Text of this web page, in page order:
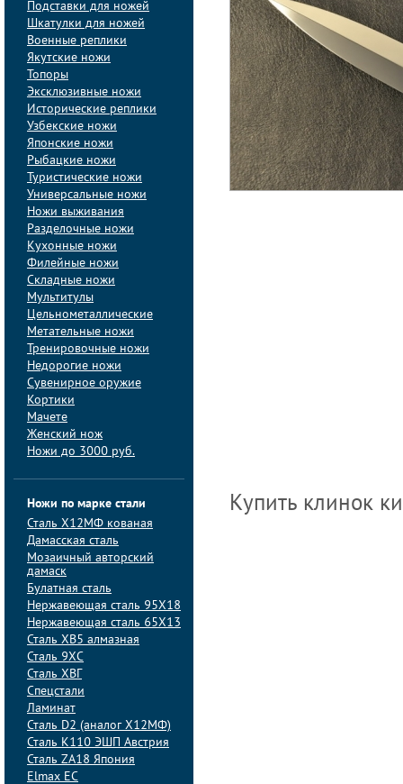
Подставки для ножей
Шкатулки для ножей
Военные реплики
Якутские ножи
Топоры
Эксклюзивные ножи
Исторические реплики
Узбекские ножи
Японские ножи
Рыбацкие ножи
Туристические ножи
Универсальные ножи
Ножи выживания
Разделочные ножи
Кухонные ножи
Филейные ножи
Складные ножи
Мультитулы
Цельнометаллические
Метательные ножи
Тренировочные ножи
Недорогие ножи
Сувенирное оружие
Кортики
Мачете
Женский нож
Ножи до 3000 руб.
Ножи по марке стали
Сталь Х12МФ кованая
Дамасская сталь
Мозаичный авторский
дамаск
Булатная сталь
Нержавеющая сталь 95Х18
Нержавеющая сталь 65Х13
Сталь ХВ5 алмазная
Сталь 9ХС
Сталь ХВГ
Спецстали
Ламинат
Сталь D2 (аналог Х12МФ)
Сталь K110 ЭШП Австрия
Сталь ZA18 Япония
Elmax ЕС
Купить клинок